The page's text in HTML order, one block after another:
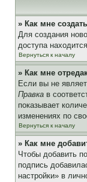
» Как мне
Для создания
доступа
Вернуться к началу
» Как мне
Если вы не
Правка в
показывает
изменениях по
Вернуться к началу
» Как мне
Чтобы добавить
подпись
настройки» в